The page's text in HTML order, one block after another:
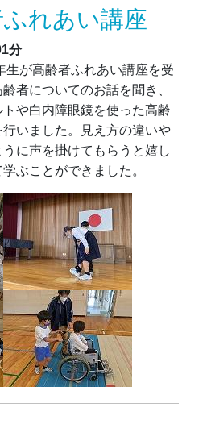
れあい講座
分
が高齢者ふれあい講座を受
者についてのお話を聞き、
や白内障眼鏡を使った高齢
いました。見え方の違いや
に声を掛けてもらうと嬉し
ぶことができました。